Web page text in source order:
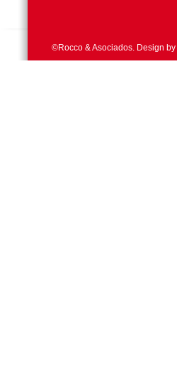
©Rocco & Asociados. Design by